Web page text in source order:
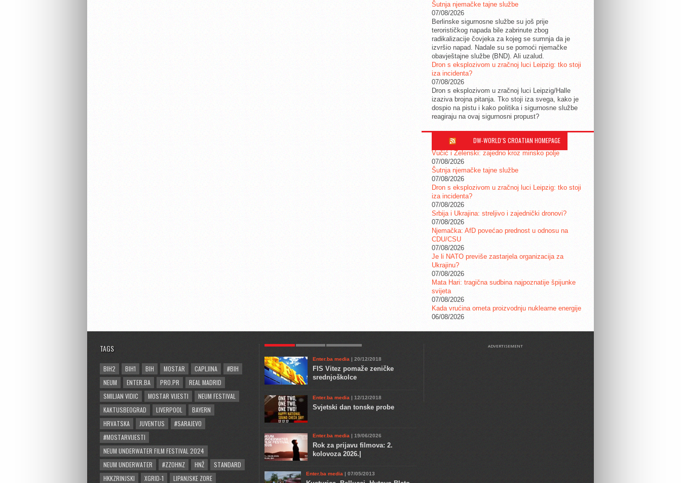
Šutnja njemačke tajne službe
07/08/2026
Berlinske sigurnosne službe su još prije
terorističkog napada bile zabrinute zbog
radikalizacije čovjeka za kojeg se sumnja da je
izvršio napad. Nadale su se pomoći njemačke
obavještajne službe (BND). Ali uzalud.
Dron s eksplozivom u zračnoj luci Leipzig: tko stoji
iza incidenta?
07/08/2026
Dron s eksplozivom u zračnoj luci Leipzig/Halle
izaziva brojna pitanja. Tko stoji iza svega, kako je
dospio na pistu i kako politika i sigurnosne službe
reagiraju na ovaj sigurnosni propust?
DW-WORLD´S CROATIAN HOMEPAGE
Vučić i Zelenski: zajedno kroz minsko polje
07/08/2026
Šutnja njemačke tajne službe
07/08/2026
Dron s eksplozivom u zračnoj luci Leipzig: tko stoji
iza incidenta?
07/08/2026
Srbija i Ukrajina: streljivo i zajednički dronovi?
07/08/2026
Njemačka: AfD povećao prednost u odnosu na
CDU/CSU
07/08/2026
Je li NATO previše zastarjela organizacija za
Ukrajinu?
07/08/2026
Mata Hari: tragična sudbina najpoznatije špijunke
svijeta
07/08/2026
Kada vrućina ometa proizvodnju nuklearne energije
06/08/2026
TAGS
BIH2 BIH1 BIH MOSTAR CAPLJINA
#BIH
NEUM
ENTER.BA PRO.PR
REAL MADRID
SMILJAN VIDIC
MOSTAR VIJESTI
NEUM FESTIVAL
KAKTUSBEOGRAD
LIVERPOOL
BAYERN
HRVATSKA
JUVENTUS
#SARAJEVO
#MOSTARVIJESTI
NEUM UNDERWATER FILM FESTIVAL 2024
NEUM UNDERWATER
#ZZOHNZ HNŽ
STANDARD
HKKZRINJSKI
XGRID-1 LIPANJSKE ZORE
Enter.ba media | 20/12/2018
FIS Vitez pomaže zeničke
srednjoškolce
Enter.ba media | 12/12/2018
Svjetski dan tonske probe
Enter.ba media | 19/06/2026
Rok za prijavu filmova: 2.
kolovoza 2026.|
Enter.ba media | 07/05/2013
ADVERTISEMENT